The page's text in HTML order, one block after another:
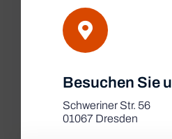
|Map tiles byCARTO, under
OpenStreetMap, under ODbL.
Besuchen Sie
Schweriner Str. 56
01067 Dresden